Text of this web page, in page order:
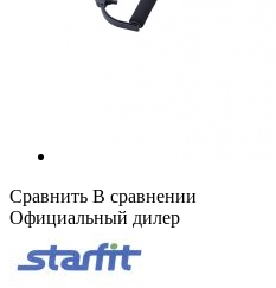
Сравнить В сравнении
Официальный дилер